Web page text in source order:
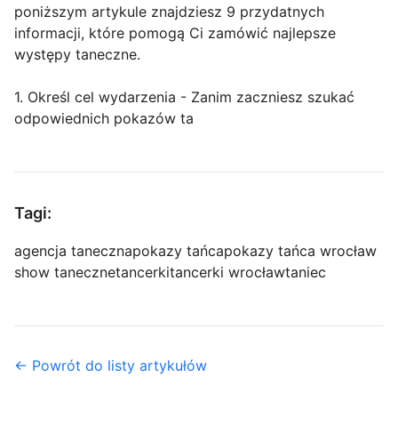
poniższym artykule znajdziesz 9 przydatnych
informacji, które pomogą Ci zamówić najlepsze
występy taneczne.
1. Określ cel wydarzenia - Zanim zaczniesz szukać
odpowiednich pokazów ta
Tagi:
agencja tanecznapokazy tańcapokazy tańca wrocław
show tanecznetancerkitancerki wrocławtaniec
← Powrót do listy artykułów